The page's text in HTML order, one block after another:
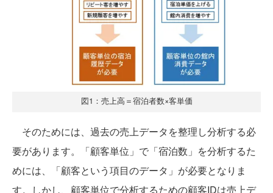
図1：売上高＝宿泊者数×客単価
そのためには、過去の売上データを整理し分析する必
要があります。「顧客単位」で「宿泊数」を分析するた
めには、「顧客という項目のデータ」が必要となりま
す。しかし、顧客単位で分析するための顧客IDは売上デ